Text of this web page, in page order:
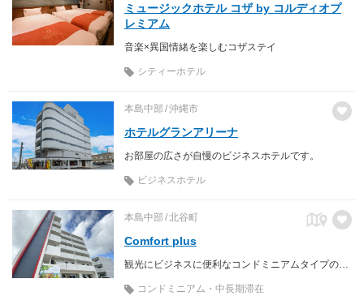
ミュージックホテル コザ by コルディオプ
レミアム
音楽×異国情緒を楽しむコザステイ
シティーホテル
本島中部 沖縄市
ホテルグランアリーナ
お部屋の広さが自慢のビジネスホテルです。
ビジネスホテル
本島中部 北谷町
Comfort plus
観光にビジネスに便利なコンドミニアムタイプのホテルです
コンドミニアム・中長期滞在